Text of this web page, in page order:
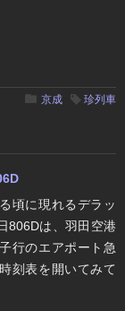
京成 珍列車
頃に現れるデラッ
806Dは、羽田空港
行のエアポート急
刻表を開いてみて